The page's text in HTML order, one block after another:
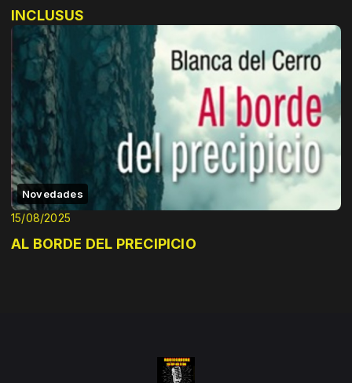
INCLUSUS
Novedades
15/08/2025
AL BORDE DEL PRECIPICIO